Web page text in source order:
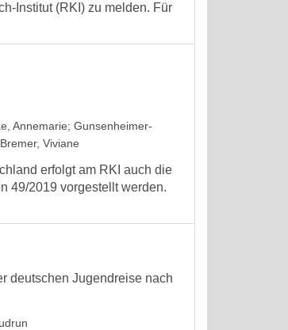
Institut (RKI) zu melden. Für
Annemarie; Gunsenheimer-
Bremer, Viviane
erfolgt am RKI auch die
49/2019 vorgestellt werden.
deutschen Jugendreise nach